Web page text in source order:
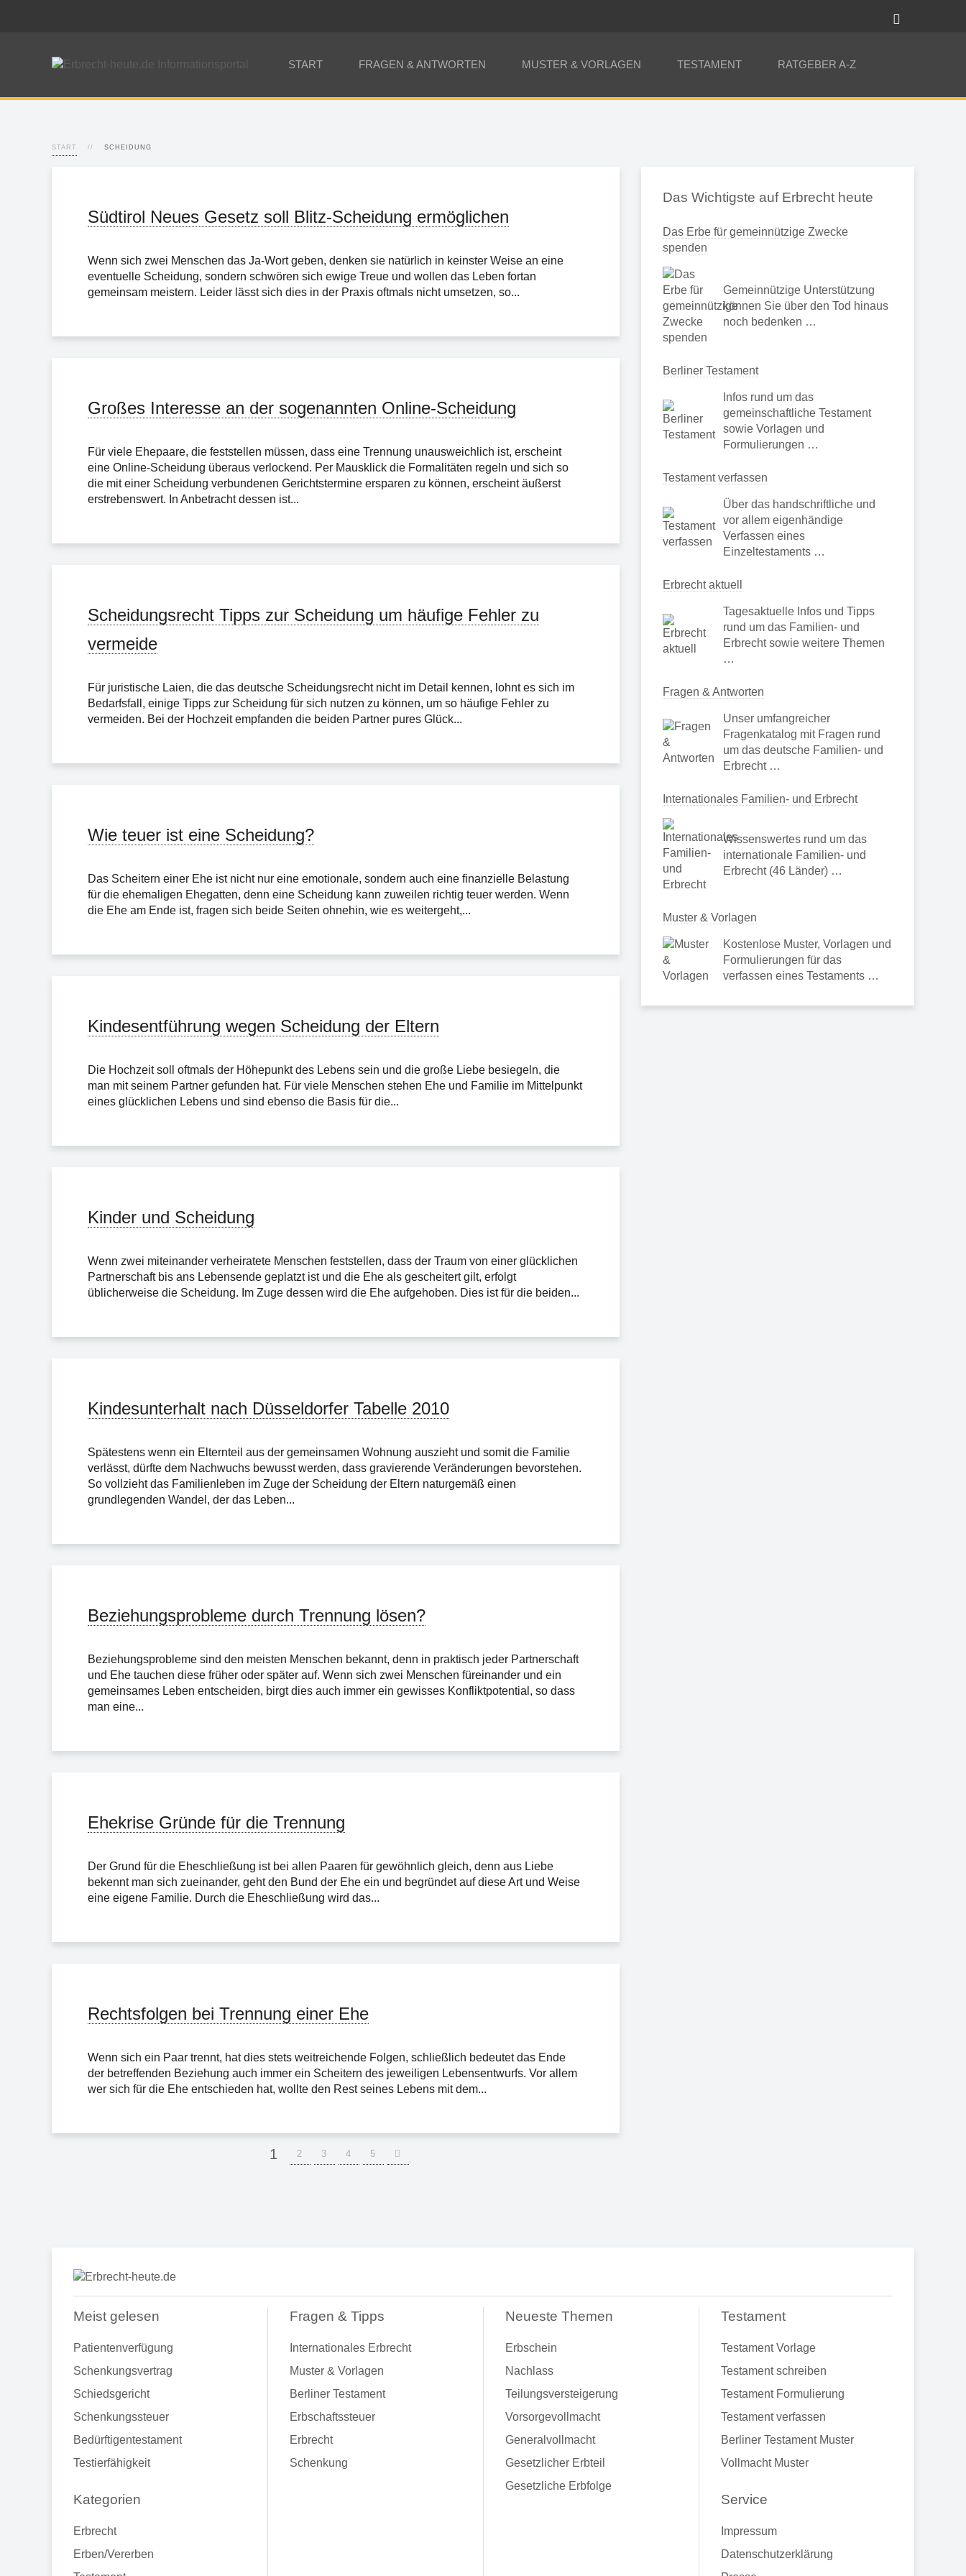
START FRAGEN & ANTWORTEN MUSTER & VORLAGEN TESTAMENT RATGEBER A-Z
START SCHEIDUNG
Südtirol Neues Gesetz soll Blitz-Scheidung ermöglichen
Wenn sich zwei Menschen das Ja-Wort geben, denken sie natürlich in keinster Weise an eine
eventuelle Scheidung, sondern schwören sich ewige Treue und wollen das Leben fortan
gemeinsam meistern. Leider lässt sich dies in der Praxis oftmals nicht umsetzen, so...
Großes Interesse an der sogenannten Online-Scheidung
Für viele Ehepaare, die feststellen müssen, dass eine Trennung unausweichlich ist, erscheint
eine Online-Scheidung überaus verlockend. Per Mausklick die Formalitäten regeln und sich so
die mit einer Scheidung verbundenen Gerichtstermine ersparen zu können, erscheint äußerst
erstrebenswert. In Anbetracht dessen ist...
Scheidungsrecht Tipps zur Scheidung um häufige Fehler zu
vermeide
Für juristische Laien, die das deutsche Scheidungsrecht nicht im Detail kennen, lohnt es sich im
Bedarfsfall, einige Tipps zur Scheidung für sich nutzen zu können, um so häufige Fehler zu
vermeiden. Bei der Hochzeit empfanden die beiden Partner pures Glück...
Wie teuer ist eine Scheidung?
Das Scheitern einer Ehe ist nicht nur eine emotionale, sondern auch eine finanzielle Belastung
für die ehemaligen Ehegatten, denn eine Scheidung kann zuweilen richtig teuer werden. Wenn
die Ehe am Ende ist, fragen sich beide Seiten ohnehin, wie es weitergeht,...
Kindesentführung wegen Scheidung der Eltern
Die Hochzeit soll oftmals der Höhepunkt des Lebens sein und die große Liebe besiegeln, die
man mit seinem Partner gefunden hat. Für viele Menschen stehen Ehe und Familie im Mittelpunkt
eines glücklichen Lebens und sind ebenso die Basis für die...
Kinder und Scheidung
Wenn zwei miteinander verheiratete Menschen feststellen, dass der Traum von einer glücklichen
Partnerschaft bis ans Lebensende geplatzt ist und die Ehe als gescheitert gilt, erfolgt
üblicherweise die Scheidung. Im Zuge dessen wird die Ehe aufgehoben. Dies ist für die beiden...
Kindesunterhalt nach Düsseldorfer Tabelle 2010
Spätestens wenn ein Elternteil aus der gemeinsamen Wohnung auszieht und somit die Familie
verlässt, dürfte dem Nachwuchs bewusst werden, dass gravierende Veränderungen bevorstehen.
So vollzieht das Familienleben im Zuge der Scheidung der Eltern naturgemäß einen
grundlegenden Wandel, der das Leben...
Beziehungsprobleme durch Trennung lösen?
Beziehungsprobleme sind den meisten Menschen bekannt, denn in praktisch jeder Partnerschaft
und Ehe tauchen diese früher oder später auf. Wenn sich zwei Menschen füreinander und ein
gemeinsames Leben entscheiden, birgt dies auch immer ein gewisses Konfliktpotential, so dass
man eine...
Ehekrise Gründe für die Trennung
Der Grund für die Eheschließung ist bei allen Paaren für gewöhnlich gleich, denn aus Liebe
bekennt man sich zueinander, geht den Bund der Ehe ein und begründet auf diese Art und Weise
eine eigene Familie. Durch die Eheschließung wird das...
Rechtsfolgen bei Trennung einer Ehe
Wenn sich ein Paar trennt, hat dies stets weitreichende Folgen, schließlich bedeutet das Ende
der betreffenden Beziehung auch immer ein Scheitern des jeweiligen Lebensentwurfs. Vor allem
wer sich für die Ehe entschieden hat, wollte den Rest seines Lebens mit dem...
1 2 3 4 5
Das Wichtigste auf Erbrecht heute
Das Erbe für gemeinnützige Zwecke
spenden
Gemeinnützige Unterstützung
können Sie über den Tod hinaus
noch bedenken …
Berliner Testament
Infos rund um das
gemeinschaftliche Testament
sowie Vorlagen und
Formulierungen …
Testament verfassen
Über das handschriftliche und
vor allem eigenhändige
Verfassen eines
Einzeltestaments …
Erbrecht aktuell
Tagesaktuelle Infos und Tipps
rund um das Familien- und
Erbrecht sowie weitere Themen
…
Fragen & Antworten
Unser umfangreicher
Fragenkatalog mit Fragen rund
um das deutsche Familien- und
Erbrecht …
Internationales Familien- und Erbrecht
Wissenswertes rund um das
internationale Familien- und
Erbrecht (46 Länder) …
Muster & Vorlagen
Kostenlose Muster, Vorlagen und
Formulierungen für das
verfassen eines Testaments …
Meist gelesen
Patientenverfügung
Schenkungsvertrag
Schiedsgericht
Schenkungssteuer
Bedürftigentestament
Testierfähigkeit
Kategorien
Erbrecht
Erben/Vererben
Fragen & Tipps
Internationales Erbrecht
Muster & Vorlagen
Berliner Testament
Erbschaftssteuer
Erbrecht
Schenkung
Neueste Themen
Erbschein
Nachlass
Teilungsversteigerung
Vorsorgevollmacht
Generalvollmacht
Gesetzlicher Erbteil
Gesetzliche Erbfolge
Testament
Testament Vorlage
Testament schreiben
Testament Formulierung
Testament verfassen
Berliner Testament Muster
Vollmacht Muster
Service
Impressum
Datenschutzerklärung